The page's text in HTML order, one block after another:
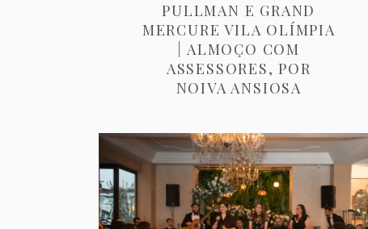
PULLMAN E GRAND
MERCURE VILA OLÍMPIA
| ALMOÇO COM
ASSESSORES, POR
NOIVA ANSIOSA